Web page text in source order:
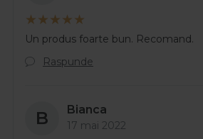
Un produs foarte bun. Recomand.
Raspunde
B Bianca
17 mai 2022